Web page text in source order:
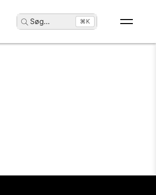
Søg... ⌘K